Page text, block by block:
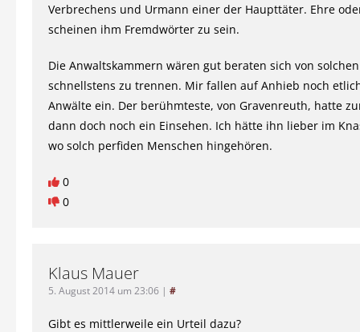
Verbrechens und Urmann einer der Haupttäter. Ehre
scheinen ihm Fremdwörter zu sein.
Die Anwaltskammern wären gut beraten sich von
schnellstens zu trennen. Mir fallen auf Anhieb noch
Anwälte ein. Der berühmteste, von Gravenreuth, hatte
dann doch noch ein Einsehen. Ich hätte ihn lieber im
wo solch perfiden Menschen hingehören.
0
0
Klaus Mauer
5. August 2014 um 23:06 | #
Gibt es mittlerweile ein Urteil dazu?